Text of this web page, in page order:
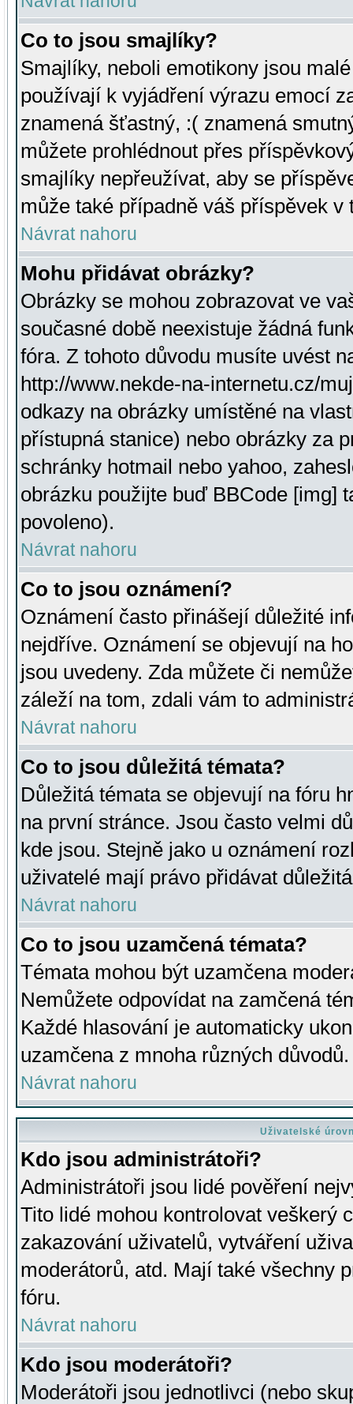
Co to jsou smajlíky?
Smajlíky, neboli emotikony jsou
používají k vyjádření výrazu emocí
znamená šťastný, :( znamená
můžete prohlédnout přes
smajlíky nepřeužívat, aby se
může také případně váš příspěvek v
Návrat nahoru
Mohu přidávat obrázky?
Obrázky se mohou zobrazovat ve
současné době neexistuje žádná
fóra. Z tohoto důvodu musíte uvést
http://www.nekde-na-internetu.cz/
odkazy na obrázky umístěné na
přístupná stanice) nebo obrázky za
schránky hotmail nebo yahoo,
obrázku použijte buď BBCode [img]
povoleno).
Návrat nahoru
Co to jsou oznámení?
Oznámení často přinášejí důležité
nejdříve. Oznámení se objevují na
jsou uvedeny. Zda můžete či
záleží na tom, zdali vám to
Návrat nahoru
Co to jsou důležitá témata?
Důležitá témata se objevují na fóru
na první stránce. Jsou často velmi
kde jsou. Stejně jako u oznámení
uživatelé mají právo přidávat
Návrat nahoru
Co to jsou uzamčená témata?
Témata mohou být uzamčena
Nemůžete odpovídat na zamčená
Každé hlasování je automaticky
uzamčena z mnoha různých důvodů.
Návrat nahoru
Uživatelské
Kdo jsou administrátoři?
Administrátoři jsou lidé pověření
Tito lidé mohou kontrolovat veškerý
zakazování uživatelů, vytváření
moderátorů, atd. Mají také všechny
fóru.
Návrat nahoru
Kdo jsou moderátoři?
Moderátoři jsou jednotlivci (nebo